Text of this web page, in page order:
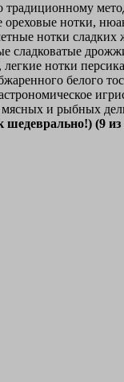
нотки,
нотки
сладковатые
нотки
белого
и рыбных
шедеврально!) (9 из